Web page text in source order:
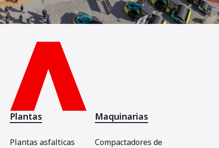
Plantas
Plantas asfalticas
Maquinarias
Compactadores de